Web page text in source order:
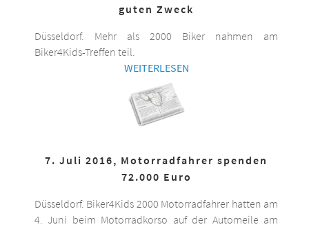
guten Zweck
Düsseldorf. Mehr als 2000 Biker nahmen am
Biker4Kids-Treffen teil.
WEITERLESEN
7. Juli 2016, Motorradfahrer spenden
72.000 Euro
Düsseldorf. Biker4Kids 2000 Motorradfahrer hatten am
4. Juni beim Motorradkorso auf der Automeile am